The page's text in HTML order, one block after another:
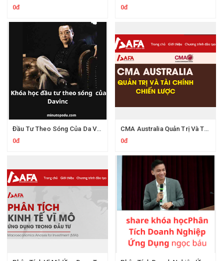
0đ
0đ
Đầu Tư Theo Sóng Của Da Vinci Academy
0đ
CMA Australia Quản Trị Và Tài Chính Chiến Lược AFA
0đ